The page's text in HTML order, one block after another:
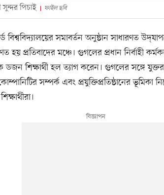
সুন্দর পিচাই ফাইল ছবি
বিশ্ববিদ্যালয়ের সমাবর্তন অনুষ্ঠান সাধারণত
হয় প্রতিবাদের মঞ্চে। গুগলের প্রধান নির্বাহী
শিক্ষার্থী হল ত্যাগ করেন। গুগলের সঙ্গে
সম্পর্ক এবং প্রযুক্তিপ্রতিষ্ঠানের ভূমিকা